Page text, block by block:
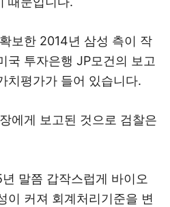
보한 2014년 삼성 측이 작
국 투자은행 JP모건의 보고
치평가가 들어 있습니다.
에게 보고된 것으로 검찰은
말쯤 갑작스럽게 바이오
이 커져 회계처리기준을 변